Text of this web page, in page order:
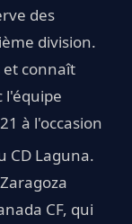
des
division.
et connaît
l'équipe
à l'occasion
CD Laguna.
CF, qui